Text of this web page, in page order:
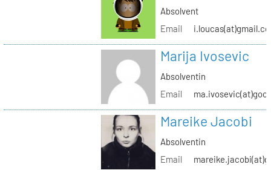
Absolvent
Email
Marija Ivosevic
Absolventin
Email
Mareike Jacobi
Absolventin
Email